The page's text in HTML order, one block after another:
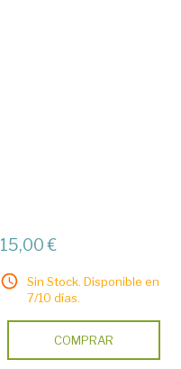
15,00 €
Sin Stock. Disponible en
7/10 días.
COMPRAR